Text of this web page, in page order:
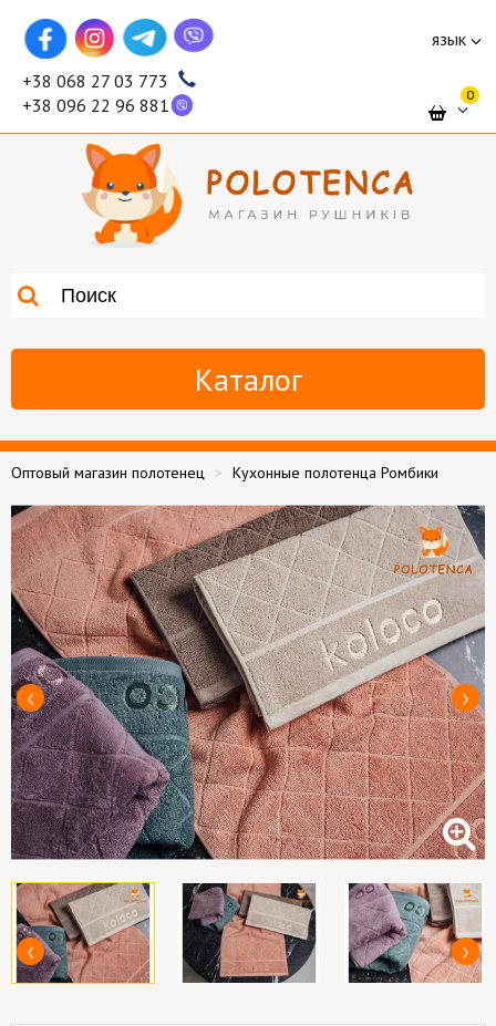
язык
+38 068 27 03 773
+38 096 22 96 881
0
Каталог
Оптовый магазин полотенец Кухонные полотенца Ромбики